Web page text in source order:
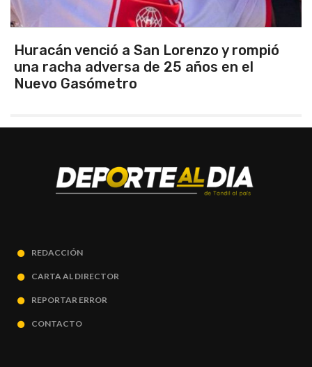
Lorenzo y rompió
25 años en el
Argentina se
clasificó finalista
REDACCIÓN
CARTA AL DIRECTOR
REPORTAR ERROR
CONTACTO